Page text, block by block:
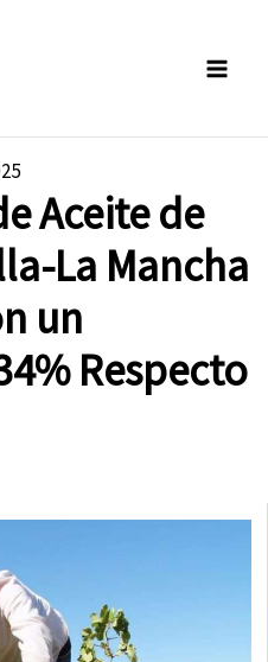
Aceite de
La Mancha
un
Respecto